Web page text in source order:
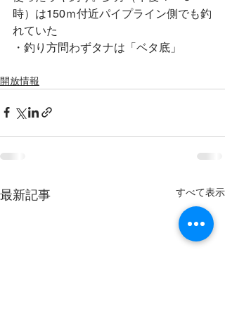
時）は150ｍ付近パイプライン側でも釣
れていた
・釣り方問わずタナは「ベタ底」
開放情報
最新記事 すべて表示